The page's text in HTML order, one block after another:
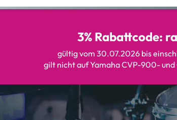
3% Rabattcode:
gültig vom 30.07.2026 bis
gilt nicht auf Yamaha CVP-900-